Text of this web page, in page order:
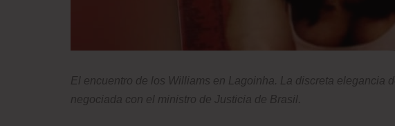
El encuentro de los Williams en Lagoinha. La discreta elegancia
negociada con el ministro de Justicia de Brasil.